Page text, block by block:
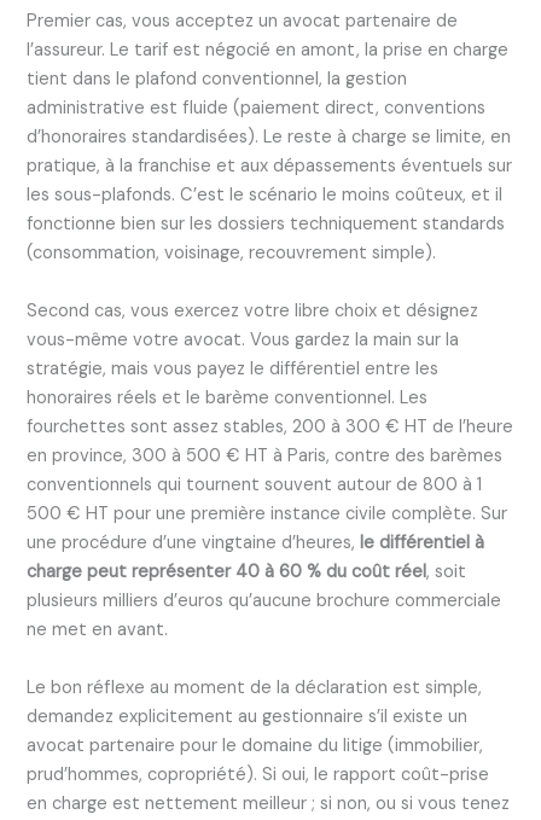
Premier cas, vous acceptez un avocat partenaire de
l’assureur. Le tarif est négocié en amont, la prise en charge
tient dans le plafond conventionnel, la gestion
administrative est fluide (paiement direct, conventions
d’honoraires standardisées). Le reste à charge se limite, en
pratique, à la franchise et aux dépassements éventuels sur
les sous-plafonds. C’est le scénario le moins coûteux, et il
fonctionne bien sur les dossiers techniquement standards
(consommation, voisinage, recouvrement simple).
Second cas, vous exercez votre libre choix et désignez
vous-même votre avocat. Vous gardez la main sur la
stratégie, mais vous payez le différentiel entre les
honoraires réels et le barème conventionnel. Les
fourchettes sont assez stables, 200 à 300 € HT de l’heure
en province, 300 à 500 € HT à Paris, contre des barèmes
conventionnels qui tournent souvent autour de 800 à 1
500 € HT pour une première instance civile complète. Sur
une procédure d’une vingtaine d’heures,le différentiel à
charge peut représenter 40 à 60 % du coût réel, soit
plusieurs milliers d’euros qu’aucune brochure commerciale
ne met en avant.
Le bon réflexe au moment de la déclaration est simple,
demandez explicitement au gestionnaire s’il existe un
avocat partenaire pour le domaine du litige (immobilier,
prud’hommes, copropriété). Si oui, le rapport coût-prise
en charge est nettement meilleur ; si non, ou si vous tenez